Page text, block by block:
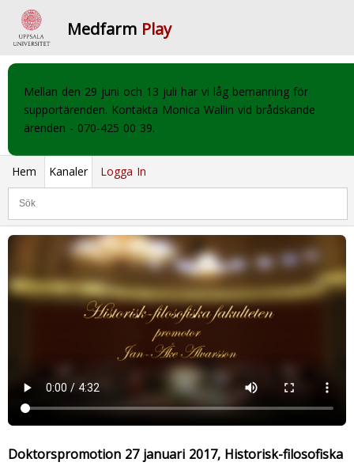
Medfarm Play
Mellan den 29 juni och 13 juli har vi låg bemanning för
supportärenden. Kontakta Monica Wallin vid brådskande
ärenden - 070-425 00 39.
Hem Kanaler Logga In
Doktorspromotion 27 januari 2017, Historisk-filosofiska